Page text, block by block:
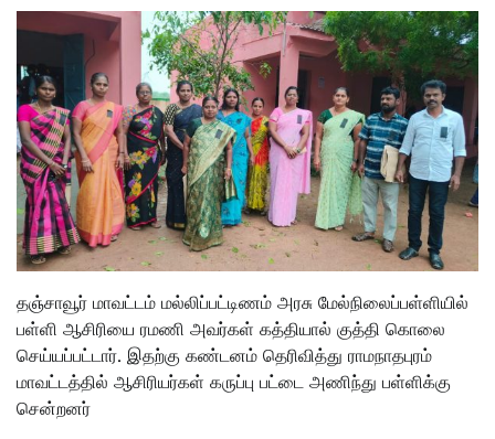
தஞ்சாவூர் மாவட்டம் மல்லிப்பட்டிணம் அரசு மேல்நிலைப்பள்ளியில்
பள்ளி ஆசிரியை ரமணி அவர்கள் கத்தியால் குத்தி கொலை
செய்யப்பட்டார். இதற்கு கண்டனம் தெரிவித்து ராமநாதபுரம்
மாவட்டத்தில் ஆசிரியர்கள் கருப்பு பட்டை அணிந்து பள்ளிக்கு
சென்றனர்